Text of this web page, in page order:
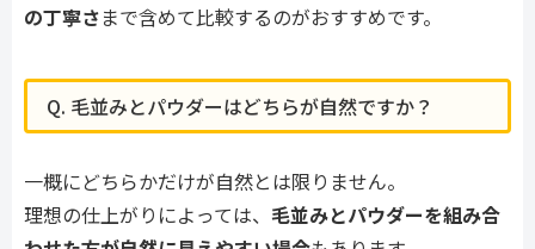
の丁寧さまで含めて比較するのがおすすめです。
Q. 毛並みとパウダーはどちらが自然ですか？
一概にどちらかだけが自然とは限りません。
理想の仕上がりによっては、 毛並みとパウダーを組み合